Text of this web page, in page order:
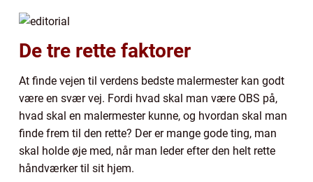
De tre rette faktorer
At finde vejen til verdens bedste malermester kan godt
være en svær vej. Fordi hvad skal man være OBS på,
hvad skal en malermester kunne, og hvordan skal man
finde frem til den rette? Der er mange gode ting, man
skal holde øje med, når man leder efter den helt rette
håndværker til sit hjem.